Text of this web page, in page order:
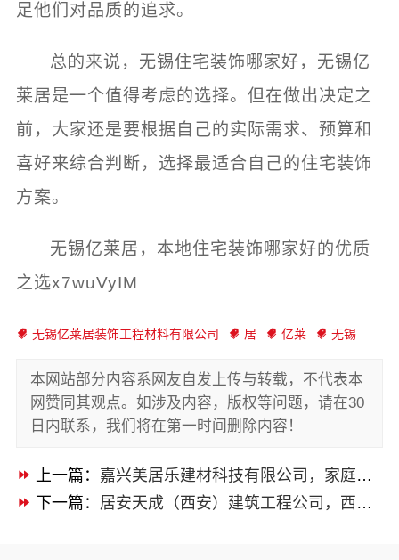
足他们对品质的追求。
总的来说， 无锡住宅装饰哪家好，无锡亿
莱居是一个值得考虑的选择。但在做出决定之
前，大家还是要根据自己的实际需求、预算和
喜好来综合判断，选择最适合自己的住宅装饰
方案。
无锡亿莱居，本地住宅装饰哪家好的优质
之选x7wuVyIM
无锡亿莱居装饰工程材料有限公司 居 亿莱 无锡
本网站部分内容系网友自发上传与转载，不代表本
网赞同其观点。如涉及内容，版权等问题，请在30
日内联系，我们将在第一时间删除内容！
上一篇： 嘉兴美居乐建材科技有限公司，家庭装潢透明报价联系电话
下一篇： 居安天成（西安）建筑工程公司，西安莲湖区平层专业家装自有施工队